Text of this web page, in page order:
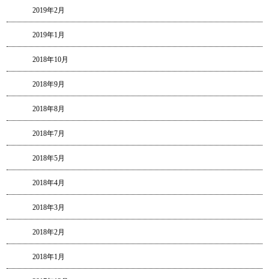
2019年2月
2019年1月
2018年10月
2018年9月
2018年8月
2018年7月
2018年5月
2018年4月
2018年3月
2018年2月
2018年1月